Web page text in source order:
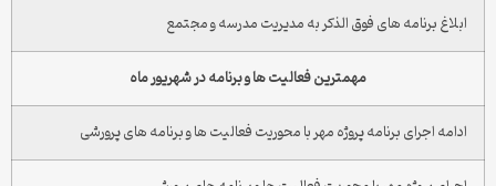
ابلاغ برنامه های فوق الذکر به مدیریت مدرسه و مجتمع
مهمترین فعالیت ها و برنامه در شهریور ماه
ادامه اجرای برنامه پروژه مهر با محوریت فعالیت ها و برنامه های پرورشی